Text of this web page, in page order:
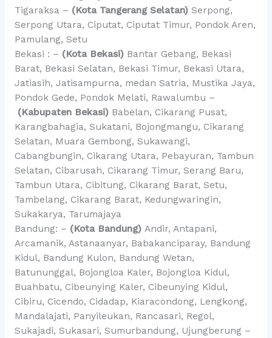
Tigaraksa – (Kota Tangerang Selatan)Serpong,
Serpong Utara, Ciputat, Ciputat Timur, Pondok Aren,
Pamulang, Setu
Bekasi : – (Kota Bekasi)Bantar Gebang, Bekasi
Barat, Bekasi Selatan, Bekasi Timur, Bekasi Utara,
Jatiasih, Jatisampurna, medan Satria, Mustika Jaya,
Pondok Gede, Pondok Melati, Rawalumbu –
(Kabupaten Bekasi)Babelan, Cikarang Pusat,
Karangbahagia, Sukatani, Bojongmangu, Cikarang
Selatan, Muara Gembong, Sukawangi,
Cabangbungin, Cikarang Utara, Pebayuran, Tambun
Selatan, Cibarusah, Cikarang Timur, Serang Baru,
Tambun Utara, Cibitung, Cikarang Barat, Setu,
Tambelang, Cikarang Barat, Kedungwaringin,
Sukakarya, Tarumajaya
Bandung: – (Kota Bandung)Andir, Antapani,
Arcamanik, Astanaanyar, Babakanciparay, Bandung
Kidul, Bandung Kulon, Bandung Wetan,
Batununggal, Bojongloa Kaler, Bojongloa Kidul,
Buahbatu, Cibeunying Kaler, Cibeunying Kidul,
Cibiru, Cicendo, Cidadap, Kiaracondong, Lengkong,
Mandalajati, Panyileukan, Rancasari, Regol,
Sukajadi, Sukasari, Sumurbandung, Ujungberung –